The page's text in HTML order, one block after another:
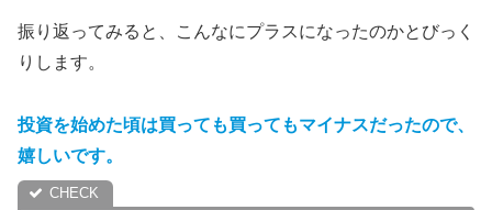
振り返ってみると、こんなにプラスになったのかとびっく
りします。
投資を始めた頃は買っても買ってもマイナスだったので、
嬉しいです。